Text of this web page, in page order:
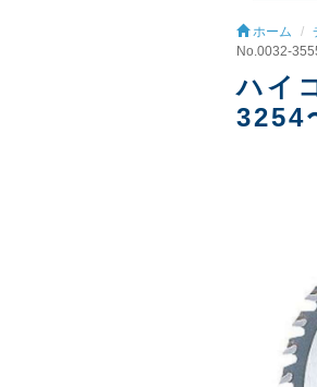
ホーム
No.0032-
ハイ
3254